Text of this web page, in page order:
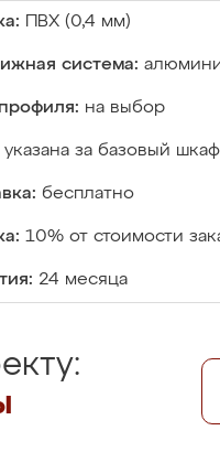
ПВХ (0,4 мм)
система:
на выбор
указана за базовый шкаф
бесплатно
10% от стоимости
24 месяца